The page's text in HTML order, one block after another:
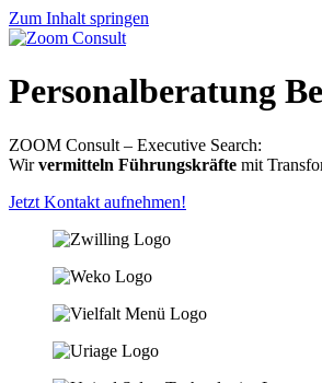
Zum Inhalt springen
Personalberatung
ZOOM Consult – Executive Search:
Wirvermitteln Führungskräfte mit
Jetzt Kontakt aufnehmen!